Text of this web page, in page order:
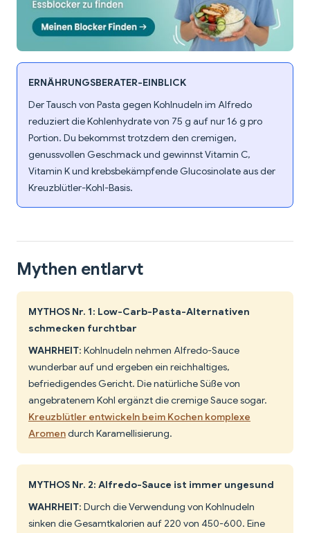
ERNÄHRUNGSBERATER-EINBLICK
Der Tausch von Pasta gegen Kohlnudeln im Alfredo
reduziert die Kohlenhydrate von 75 g auf nur 16 g pro
Portion. Du bekommst trotzdem den cremigen,
genussvollen Geschmack und gewinnst Vitamin C,
Vitamin K und krebsbekämpfende Glucosinolate aus der
Kreuzblütler-Kohl-Basis.
Mythen entlarvt
MYTHOS Nr. 1: Low-Carb-Pasta-Alternativen
schmecken furchtbar
WAHRHEIT: Kohlnudeln nehmen Alfredo-Sauce
wunderbar auf und ergeben ein reichhaltiges,
befriedigendes Gericht. Die natürliche Süße von
angebratenem Kohl ergänzt die cremige Sauce sogar.
Kreuzblütler entwickeln beim Kochen komplexe
Aromendurch Karamellisierung.
MYTHOS Nr. 2: Alfredo-Sauce ist immer ungesund
WAHRHEIT: Durch die Verwendung von Kohlnudeln
sinken die Gesamtkalorien auf 220 von 450-600. Eine